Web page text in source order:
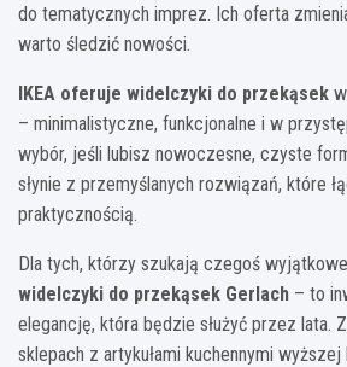
do tematycznych imprez. Ich oferta
warto śledzić nowości.
IKEA oferuje widelczyki do przekąsek
– minimalistyczne, funkcjonalne i w
wybór, jeśli lubisz nowoczesne, czyste
słynie z przemyślanych rozwiązań, które
praktycznością.
Dla tych, którzy szukają czegoś
widelczyki do przekąsek Gerlach – to
elegancję, która będzie służyć przez lata.
sklepach z artykułami kuchennymi wyższej